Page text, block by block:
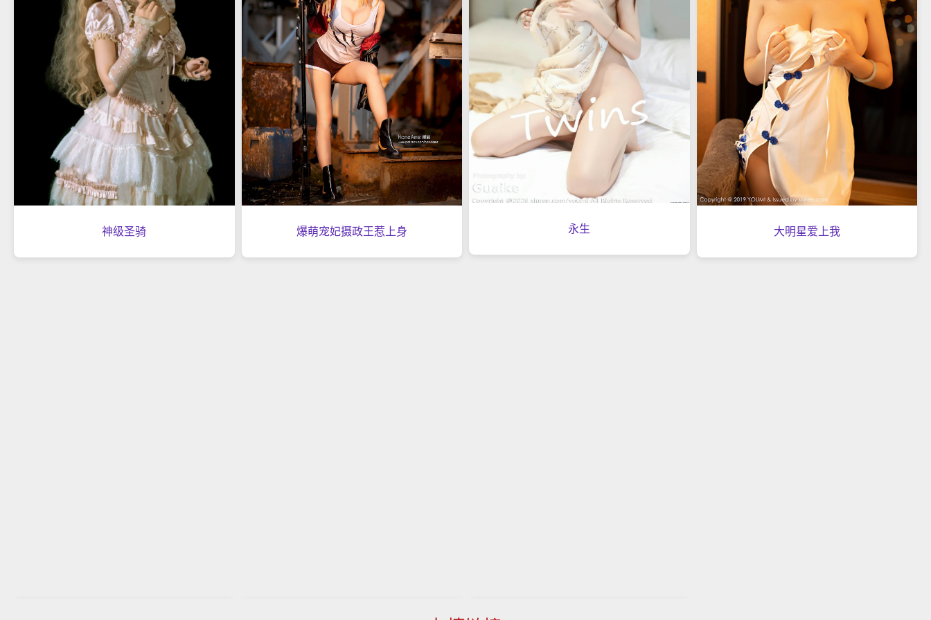
神级圣骑 爆萌宠妃摄政王惹上身 永生 大明星爱上我